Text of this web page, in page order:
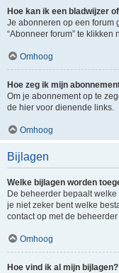
Hoe kan ik een bladwijzer
Je abonneren op een forum
“Abonneer forum” te
Omhoog
Hoe zeg ik mijn
Om je abonnement op te
de hier voor dienende links.
Omhoog
Bijlagen
Welke bijlagen worden
De beheerder bepaalt
je niet zeker bent welke
contact op met de
Omhoog
Hoe vind ik al mijn bijlagen?